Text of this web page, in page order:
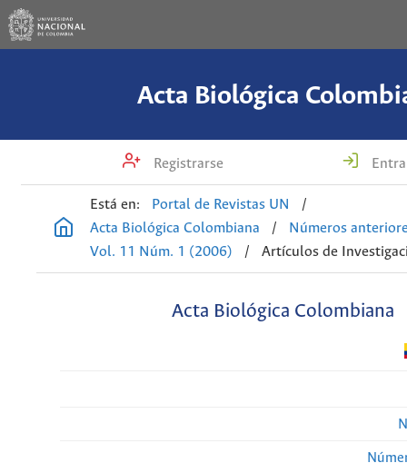
Acta Biológica
Registrarse
Está en: Portal de Revistas UN
/
Acta Biológica Colombiana
/
Números
Vol. 11 Núm. 1 (2006)
/ Artículos de
Acta Biológica Colombiana